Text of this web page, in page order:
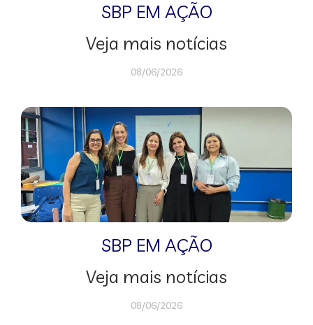
SBP EM AÇÃO
Veja mais notícias
08/06/2026
SBP EM AÇÃO
Veja mais notícias
08/06/2026